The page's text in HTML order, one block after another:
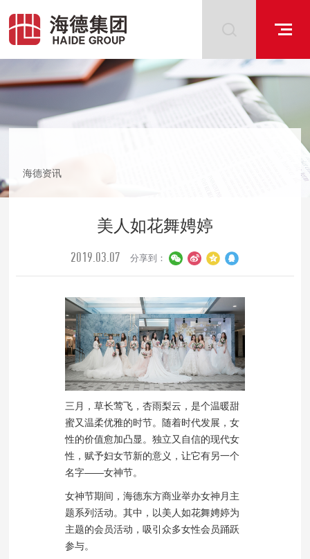
海德资讯
美人如花舞娉婷
2019.03.07 分享到：
三月，草长莺飞，杏雨梨云，是个温暖甜
蜜又温柔优雅的时节。随着时代发展，女
性的价值愈加凸显。独立又自信的现代女
性，赋予妇女节新的意义，让它有另一个
名字——女神节。
女神节期间，海德东方商业举办女神月主
题系列活动。其中，以美人如花舞娉婷为
主题的会员活动，吸引众多女性会员踊跃
参与。